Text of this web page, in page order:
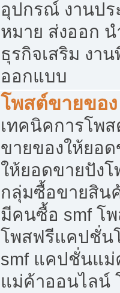
อุปกรณ์ งานป
หมาย ส่งออก น
ธุรกิจเสริม งา
ออกแบบ
โพสต์ขายของ
เทคนิคการโพ
ขายของให้ยอ
ให้ยอดขายปัง
กลุ่มซื้อขายสิน
มีคนซื้อ smf โ
โพสฟรีแคปชั่น
smf แคปชั่นแ
แม่ค้าออนไลน์